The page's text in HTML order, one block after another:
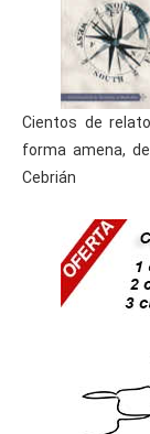
Cientos de
forma amena,
Cebrián